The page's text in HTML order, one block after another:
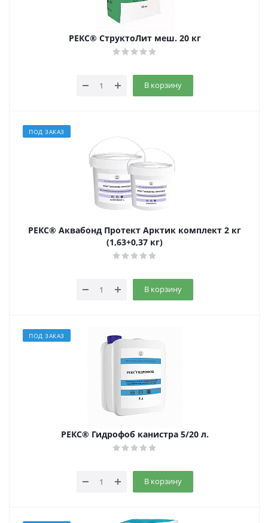
РЕКС® СтруктоЛит меш. 20 кг
В корзину
ПОД ЗАКАЗ
РЕКС® Аквабонд Протект Арктик комплект 2 кг
(1,63+0,37 кг)
В корзину
ПОД ЗАКАЗ
РЕКС® Гидрофоб канистра 5/20 л.
В корзину